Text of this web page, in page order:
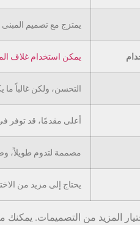
يمتزج مع تصميم المبنى
يمكن استخدام غلاف
التحسن، ولكن غالباً ما
أعلى مقدمًا، قد توفر
مصممة لتدوم طويلاً،
يحتاج إلى مزيد من
المزيد من التصميمات.